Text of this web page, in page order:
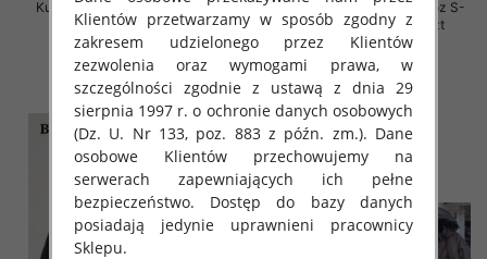
Kurtki damskie skórzana Roz S-
2XL, 1 Kolor Paczka 5 szt
95.00 zł
szczegóły
Kurtki damskie skórzana Roz S-
2XL, 1 Kolor Paczka 5 szt
85.00 zł
szczegóły
Klientów przetwarzamy w sposób zgodny z
zakresem udzielonego przez Klientów
zezwolenia oraz wymogami prawa, w
szczególności zgodnie z ustawą z dnia 29
sierpnia 1997 r. o ochronie danych osobowych
(Dz. U. Nr 133, poz. 883 z późn. zm.). Dane
osobowe Klientów przechowujemy na
serwerach zapewniających ich pełne
bezpieczeństwo. Dostęp do bazy danych
posiadają jedynie uprawnieni pracownicy
Sklepu.